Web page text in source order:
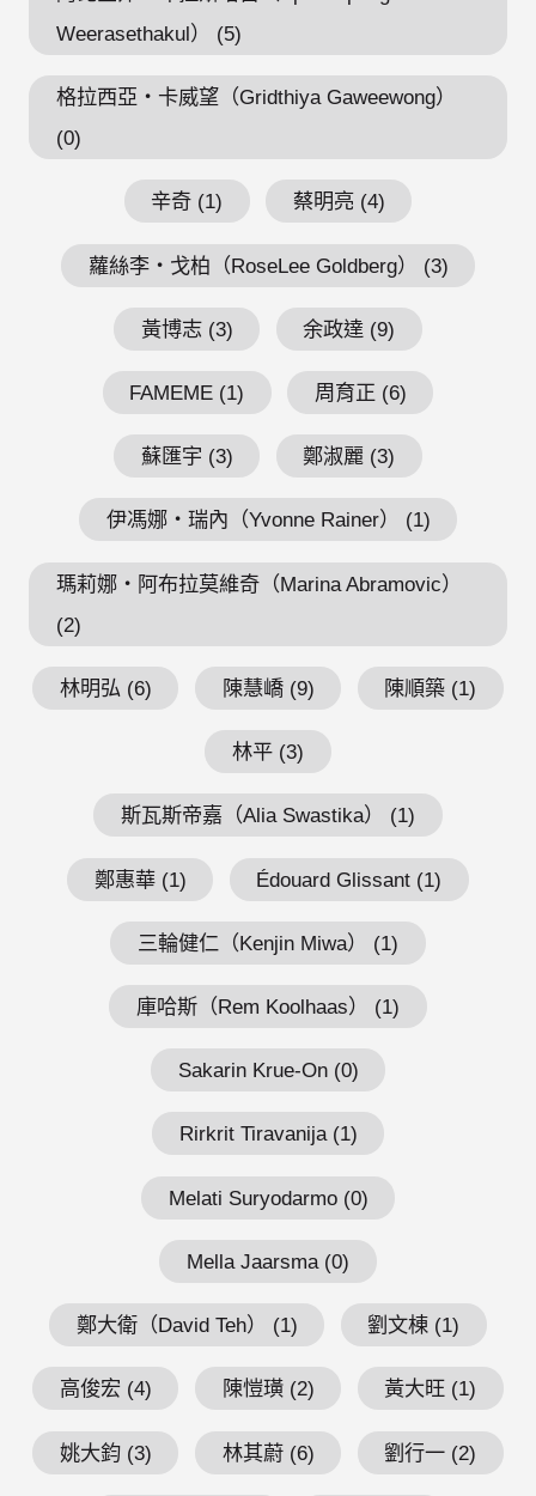
Weerasethakul） (5)
格拉西亞・卡威望（Gridthiya Gaweewong）
(0)
辛奇 (1) 蔡明亮 (4)
蘿絲李・戈柏（RoseLee Goldberg） (3)
黃博志 (3) 余政達 (9)
FAMEME (1) 周育正 (6)
蘇匯宇 (3) 鄭淑麗 (3)
伊馮娜・瑞內（Yvonne Rainer） (1)
瑪莉娜・阿布拉莫維奇（Marina Abramovic）
(2)
林明弘 (6) 陳慧嶠 (9) 陳順築 (1)
林平 (3)
斯瓦斯帝嘉（Alia Swastika） (1)
鄭惠華 (1) Édouard Glissant (1)
三輪健仁（Kenjin Miwa） (1)
庫哈斯（Rem Koolhaas） (1)
Sakarin Krue-On (0)
Rirkrit Tiravanija (1)
Melati Suryodarmo (0)
Mella Jaarsma (0)
鄭大衛（David Teh） (1) 劉文棟 (1)
高俊宏 (4) 陳愷璜 (2) 黃大旺 (1)
姚大鈞 (3) 林其蔚 (6) 劉行一 (2)